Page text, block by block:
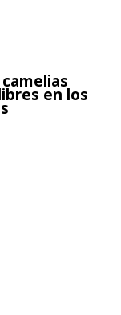
en los